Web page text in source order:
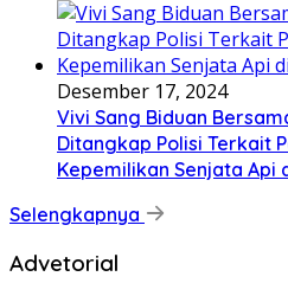
Desember 17, 2024
Vivi Sang Biduan
Ditangkap Polisi Terkait
Kepemilikan Senjata Api
Selengkapnya
Advetorial